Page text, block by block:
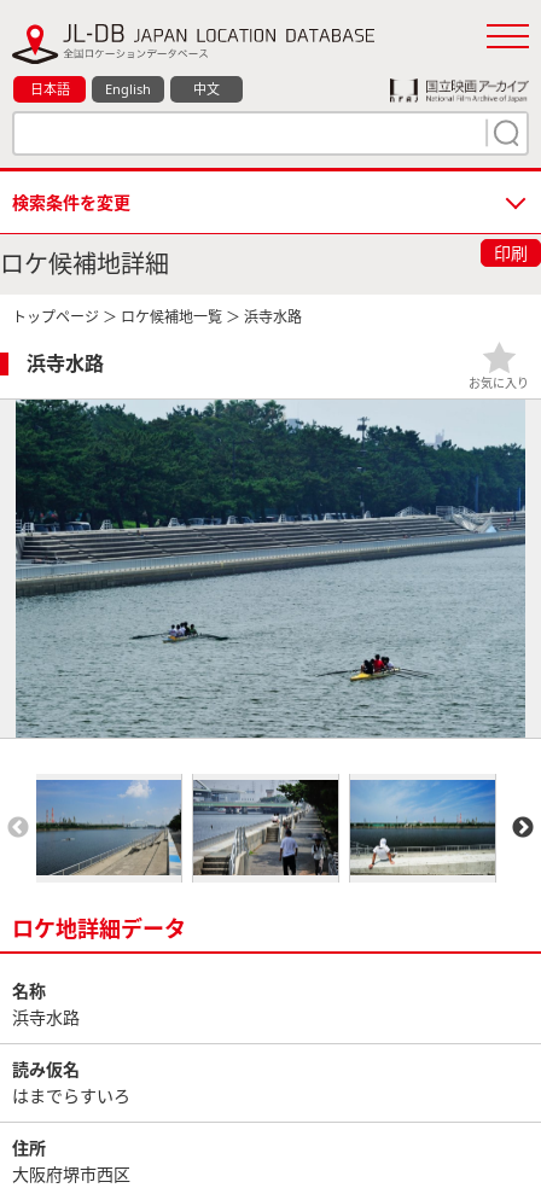
日本語 English 中文
検索条件を変更
ロケ候補地詳細 印刷
トップページ ＞ ロケ候補地一覧 ＞ 浜寺水路
浜寺水路
お気に入り
ロケ地詳細データ
名称
浜寺水路
読み仮名
はまでらすいろ
住所
大阪府堺市西区